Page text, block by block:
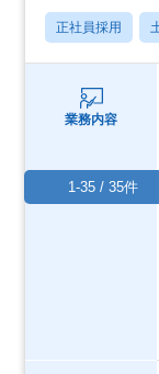
正社員採用
業務内容
1-35 / 35件